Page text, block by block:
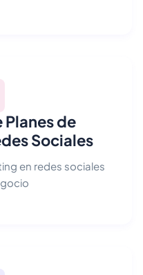
de
Sociales
en redes sociales